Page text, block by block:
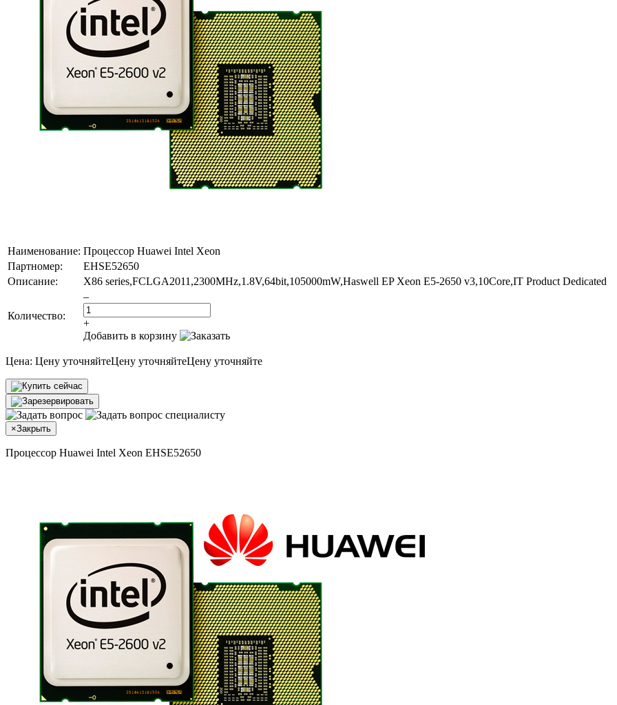
Наименование: Процессор Huawei Intel Xeon
Партномер:
EHSE52650
Описание:
X86 series,FCLGA2011,2300MHz,1.8V,64bit,105000mW,Haswell EP Xeon E5-2650 v3,10Core,IT Product Dedicated
Количество:
–
+
Добавить в корзину
Цена: Цену уточняйтеЦену уточняйтеЦену уточняйте
×Закрыть
Процессор Huawei Intel Xeon EHSE52650